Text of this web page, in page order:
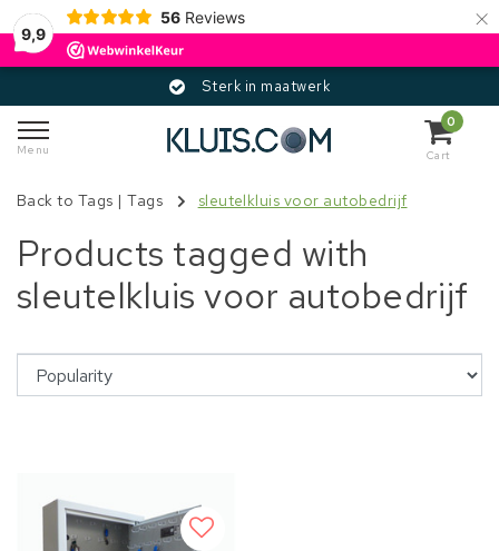
9,9
56 Reviews ×
Sterk in maatwerk
Menu
0
Cart
Back to Tags |Tags sleutelkluis voor autobedrijf
Products tagged with
sleutelkluis voor autobedrijf